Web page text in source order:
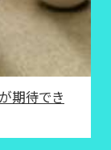
期待でき